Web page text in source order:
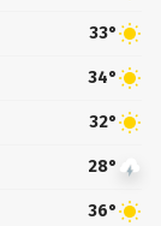
33°
34°
32°
28°
36°